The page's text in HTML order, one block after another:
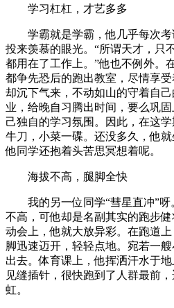
学习杠杠，才艺多多
学霸就是学霸，他几乎每次考
投来羡慕的眼光。“所谓天才，只
都用在了工作上。”他也不例外。
都争先恐后的跑出教室，尽情享
却沉下气来，不动如山的守着自
业，给晚自习腾出时间，要么巩
己独自的学习氛围。因此，在这
牛刀，小菜一碟。还没多久，他
他同学还抱着头苦思冥想着呢。
海拔不高，腿脚全快
我的另一位同学“彗星直冲”呀
不高，可他却是名副其实的跑步
动会上，他就大放异彩。在跑道
脚迅速迈开，轻轻点地。宛若一
出去。体育课上，他挥洒汗水于
见缝插针，很快跑到了人群最前
虹。